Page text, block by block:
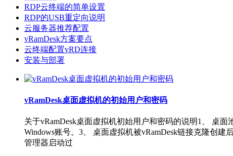
RDP云终端的简单设置
RDP的USB重定向说明
云服务器推荐配置
vRamDesk方案要点
云终端配置vRD连接
安装与部署
vRamDesk桌面虚拟机的初始用户和密码
关于vRamDesk桌面虚拟机初始用户和密码的说明1、 桌
Windows账号。3、 桌面虚拟机被vRamDesk链接克隆创
管理器启动过